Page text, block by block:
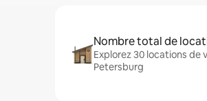
Nombre total de
Explorez 30 locations de
Petersburg